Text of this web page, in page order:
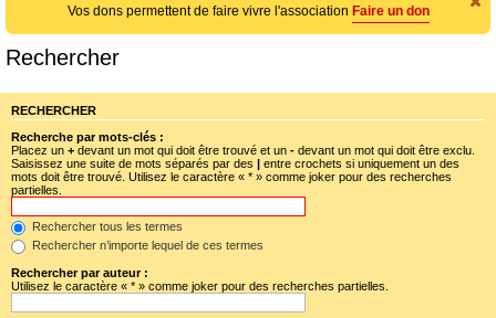
Vos dons permettent de faire vivre l'association Faire un don
Rechercher
RECHERCHER
Recherche par mots-clés :
Placez un + devant un mot qui doit être trouvé et un - devant un mot qui doit être exclu.
Saisissez une suite de mots séparés par des
entre crochets si uniquement un des
mots doit être trouvé. Utilisez le caractère « * » comme joker pour des recherches
partielles.
Rechercher tous les termes
Rechercher n’importe lequel de ces termes
Rechercher par auteur :
Utilisez le caractère « * » comme joker pour des recherches partielles.